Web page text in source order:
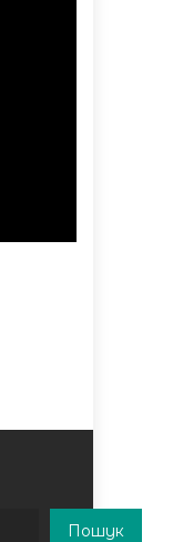
Пошук